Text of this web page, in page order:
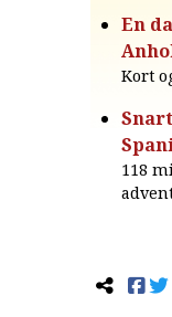
En
Kort
118